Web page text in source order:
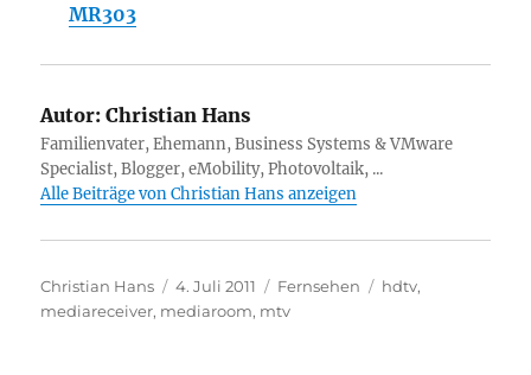
MR303
Autor: Christian Hans
Familienvater, Ehemann, Business Systems & VMware
Specialist, Blogger, eMobility, Photovoltaik, ...
Alle Beiträge von Christian Hans anzeigen
Autor
Christian Hans
Veröffentlicht
am
4. Juli 2011 Kategorien
Fernsehen Schlagwörter
hdtv,
mediareceiver, mediaroom, mtv